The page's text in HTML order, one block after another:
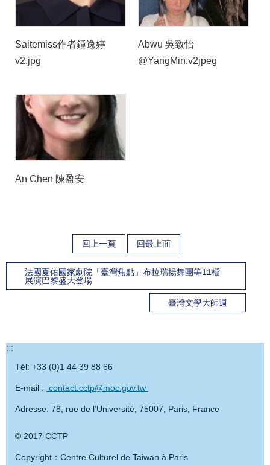
Saitemiss作者鍾逸婷
v2.jpg
Abwu 吳致怡
@YangMin.v2jpeg
An Chen 陳盈安
回上一頁 回最上面
法國夏佑國家劇院「臺灣焦點」布拉瑞揚舞團等11檔
展演巴黎盛大登場
臺灣文學大師週
:::
Tél: +33 (0)1 44 39 88 66
E-mail : contact.cctp@moc.gov.tw
Adresse: 78, rue de l’Université, 75007, Paris, France
© 2017 CCTP
Copyright：Centre Culturel de Taiwan à Paris